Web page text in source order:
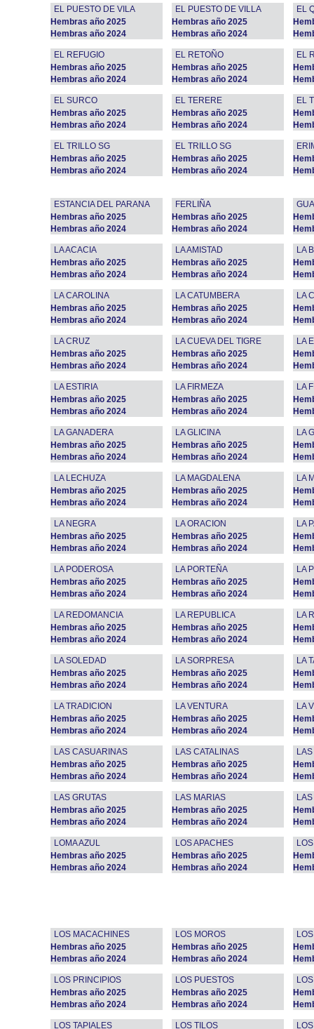
EL PUESTO DE VILA
Hembras año 2025
Hembras año 2024
EL PUESTO DE VILLA
Hembras año 2025
Hembras año 2024
EL
EL REFUGIO
Hembras año 2025
Hembras año 2024
EL RETOÑO
Hembras año 2025
Hembras año 2024
EL
EL SURCO
Hembras año 2025
Hembras año 2024
EL TERERE
Hembras año 2025
Hembras año 2024
EL
EL TRILLO SG
Hembras año 2025
Hembras año 2024
EL TRILLO SG
Hembras año 2025
Hembras año 2024
ESTANCIA DEL PARANA
Hembras año 2025
Hembras año 2024
FERLIÑA
Hembras año 2025
Hembras año 2024
LA ACACIA
Hembras año 2025
Hembras año 2024
LA AMISTAD
Hembras año 2025
Hembras año 2024
LA
LA CAROLINA
Hembras año 2025
Hembras año 2024
LA CATUMBERA
Hembras año 2025
Hembras año 2024
LA
LA CRUZ
Hembras año 2025
Hembras año 2024
LA CUEVA DEL TIGRE
Hembras año 2025
Hembras año 2024
LA
LA ESTIRIA
Hembras año 2025
Hembras año 2024
LA FIRMEZA
Hembras año 2025
Hembras año 2024
LA
LA GANADERA
Hembras año 2025
Hembras año 2024
LA GLICINA
Hembras año 2025
Hembras año 2024
LA
LA LECHUZA
Hembras año 2025
Hembras año 2024
LA MAGDALENA
Hembras año 2025
Hembras año 2024
LA
LA NEGRA
Hembras año 2025
Hembras año 2024
LA ORACION
Hembras año 2025
Hembras año 2024
LA
LA PODEROSA
Hembras año 2025
Hembras año 2024
LA PORTEÑA
Hembras año 2025
Hembras año 2024
LA
LA REDOMANCIA
Hembras año 2025
Hembras año 2024
LA REPUBLICA
Hembras año 2025
Hembras año 2024
LA
LA SOLEDAD
Hembras año 2025
Hembras año 2024
LA SORPRESA
Hembras año 2025
Hembras año 2024
LA
LA TRADICION
Hembras año 2025
Hembras año 2024
LA VENTURA
Hembras año 2025
Hembras año 2024
LA
LAS CASUARINAS
Hembras año 2025
Hembras año 2024
LAS CATALINAS
Hembras año 2025
Hembras año 2024
LAS GRUTAS
Hembras año 2025
Hembras año 2024
LAS MARIAS
Hembras año 2025
Hembras año 2024
LOMA AZUL
Hembras año 2025
Hembras año 2024
LOS APACHES
Hembras año 2025
Hembras año 2024
LOS MACACHINES
Hembras año 2025
Hembras año 2024
LOS MOROS
Hembras año 2025
Hembras año 2024
LOS PRINCIPIOS
Hembras año 2025
Hembras año 2024
LOS PUESTOS
Hembras año 2025
Hembras año 2024
LOS TAPIALES LOS TILOS